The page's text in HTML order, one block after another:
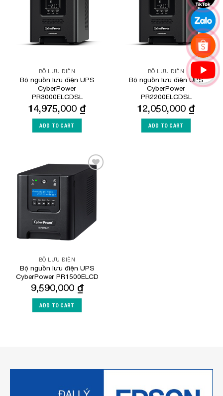
BỘ LƯU ĐIỆN
Bộ nguồn lưu điện UPS
CyberPower
PR3000ELCDSL
14,975,000 ₫
ADD TO CART
BỘ LƯU ĐIỆN
Bộ nguồn lưu điện UPS
CyberPower
PR2200ELCDSL
12,050,000 ₫
ADD TO CART
Wishlist
BỘ LƯU ĐIỆN
Bộ nguồn lưu điện UPS
CyberPower PR1500ELCD
9,590,000 ₫
ADD TO CART